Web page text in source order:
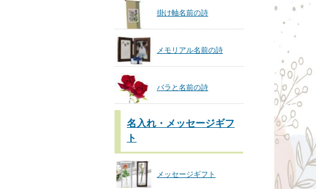
掛け軸名前の詩
メモリアル名前の詩
バラと名前の詩
名入れ・メッセージギフ
ト
メッセージギフト